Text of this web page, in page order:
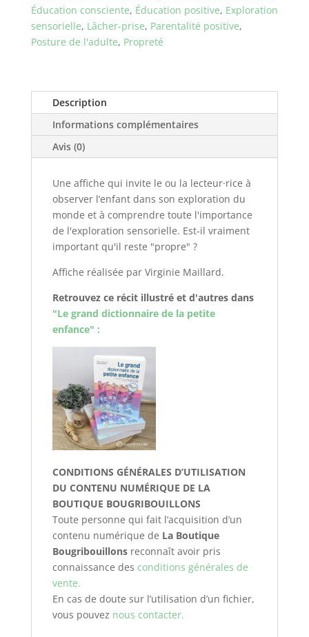
Éducation consciente, Éducation positive, Exploration
sensorielle, Lâcher-prise, Parentalité positive,
Posture de l'adulte, Propreté
Description
Informations complémentaires
Avis (0)
Une affiche qui invite le ou la lecteur·rice à
observer l’enfant dans son exploration du
monde et à comprendre toute l'importance
de l'exploration sensorielle. Est-il vraiment
important qu'il reste "propre" ?
Affiche réalisée par Virginie Maillard.
Retrouvez ce récit illustré et d'autres dans
"Le grand dictionnaire de la petite
enfance" :
CONDITIONS GÉNÉRALES D’UTILISATION
DU CONTENU NUMÉRIQUE DE LA
BOUTIQUE BOUGRIBOUILLONS
Toute personne qui fait l’acquisition d’un
contenu numérique de La Boutique
Bougribouillonsreconnaît avoir pris
connaissance des conditions générales de
vente.
En cas de doute sur l’utilisation d’un fichier,
vous pouvez nous contacter.